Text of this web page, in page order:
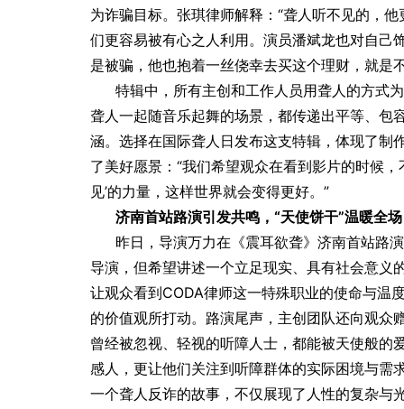
为诈骗目标。张琪律师解释：“聋人听不见的，
们更容易被有心之人利用。演员潘斌龙也对自己
是被骗，他也抱着一丝侥幸去买这个理财，就是
特辑中，所有主创和工作人员用聋人的方式
聋人一起随音乐起舞的场景，都传递出平等、包
涵。选择在国际聋人日发布这支特辑，体现了制
了美好愿景：“我们希望观众在看到影片的时候
见’的力量，这样世界就会变得更好。”
济南首站路演引发共鸣，“天使饼干”温暖全场
昨日，导演万力在《震耳欲聋》济南首站路
导演，但希望讲述一个立足现实、具有社会意义
让观众看到CODA律师这一特殊职业的使命与温
的价值观所打动。路演尾声，主创团队还向观众
曾经被忽视、轻视的听障人士，都能被天使般的
感人，更让他们关注到听障群体的实际困境与需
一个聋人反诈的故事，不仅展现了人性的复杂与